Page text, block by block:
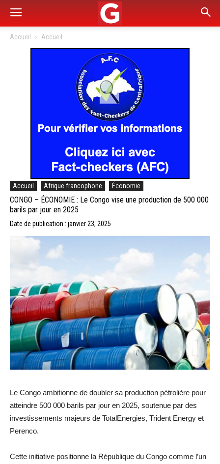
Accueil Accueil
Accueil Afrique francophone Économie
CONGO – ÉCONOMIE : Le Congo vise une production de 500 000
barils par jour en 2025
Date de publication : janvier 23, 2025
Le Congo ambitionne de doubler sa production pétrolière pour
atteindre 500 000 barils par jour en 2025, soutenue par des
investissements majeurs de TotalEnergies, Trident Energy et
Perenco.
Cette initiative positionne la République du Congo comme l’un